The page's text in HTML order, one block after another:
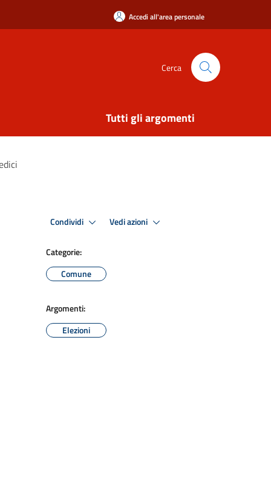
Accedi all'area personale
Cerca
Tutti gli argomenti
Condividi Vedi azioni
Categorie:
Comune
Argomenti:
Elezioni